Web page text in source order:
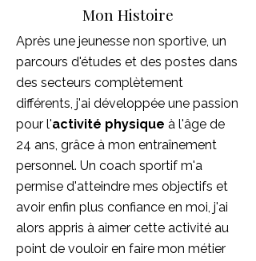
Mon Histoire
Après une jeunesse non sportive, un
parcours d'études et des postes dans
des secteurs complètement
différents, j'ai développée une passion
pour l'activité physique à l'âge de
24 ans, grâce à mon entraînement
personnel. Un coach sportif m'a
permise d'atteindre mes objectifs et
avoir enfin plus confiance en moi, j'ai
alors appris à aimer cette activité au
point de vouloir en faire mon métier